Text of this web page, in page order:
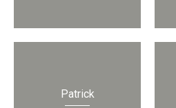
Patrick